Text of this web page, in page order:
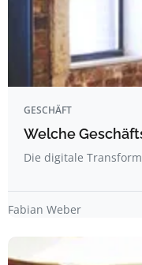
GESCHÄFT
Welche
Die digitale
Fabian Weber